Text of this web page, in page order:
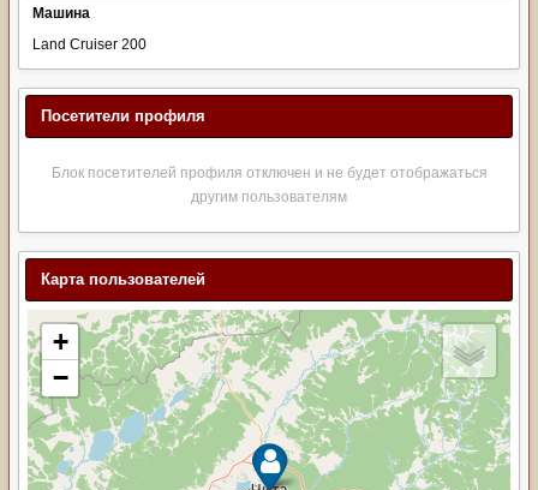
Машина
Land Cruiser 200
Посетители профиля
Блок посетителей профиля отключен и не будет отображаться
другим пользователям
Карта пользователей